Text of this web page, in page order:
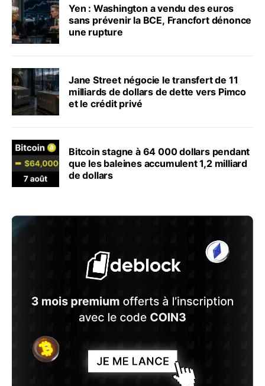
Yen : Washington a vendu des euros
sans prévenir la BCE, Francfort dénonce
une rupture
Jane Street négocie le transfert de 11
milliards de dollars de dette vers Pimco
et le crédit privé
Bitcoin stagne à 64 000 dollars pendant
que les baleines accumulent 1,2 milliard
de dollars